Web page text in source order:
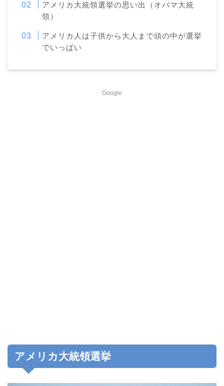
アメリカ大統領選挙の思い出（オバマ大統
領）
アメリカ人は子供から大人まで頭の中が選挙
でいっぱい
Google
アメリカ大統領選挙